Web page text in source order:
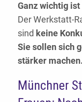
Ganz wichtig ist
Der Werkstatt-
sind keine
Sie sollen sich
stärker machen.
Münchner